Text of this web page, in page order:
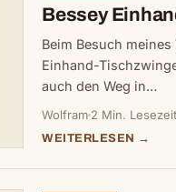
Bessey
Beim Besuch
Einhand-
auch den Weg in…
Wolfram 2 Min. Lesezeit
WEITERLESEN →